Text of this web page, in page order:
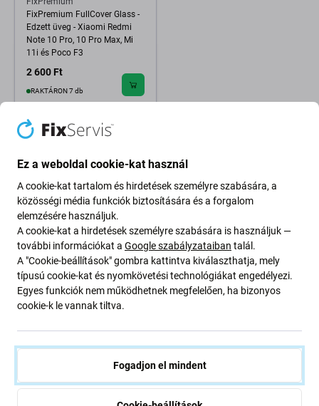
FixPremium FullCover Glass -
Edzett üveg - Xiaomi Redmi
Note 10 Pro, 10 Pro Max, Mi
11i és Poco F3
2 600 Ft
RAKTÁRON 7 db
Going Green
alakítjuk át folyamatainkat a szénlábnyomunk
csökkentése érdekében.
Ez a weboldal cookie-kat használ
A cookie-kat tartalom és hirdetések személyre szabására, a
közösségi média funkciók biztosítására és a forgalom
elemzésére használjuk.
A cookie-kat a hirdetések személyre szabására is használjuk —
további információkat a Google szabályzataiban talál.
A "Cookie-beállítások" gombra kattintva kiválaszthatja, mely
típusú cookie-kat és nyomkövetési technológiákat engedélyezi.
Egyes funkciók nem működhetnek megfelelően, ha bizonyos
cookie-k le vannak tiltva.
Fogadjon el mindent